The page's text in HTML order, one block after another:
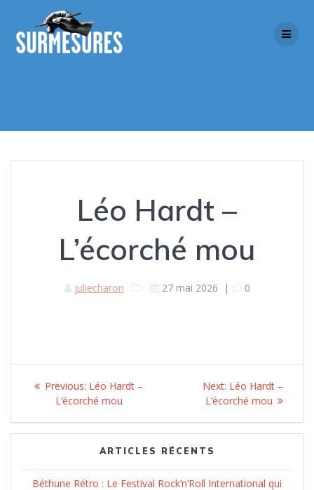
Léo Hardt –
L’écorché mou
juliecharon 27 mai 2026 | 0
Navigation
l’article
Previous: Previous
post:
Léo Hardt –
L’écorché mou
Next: Next
post:
Léo Hardt –
L’écorché mou
ARTICLES RÉCENTS
Béthune Rétro : Le Festival Rock’n’Roll International qui